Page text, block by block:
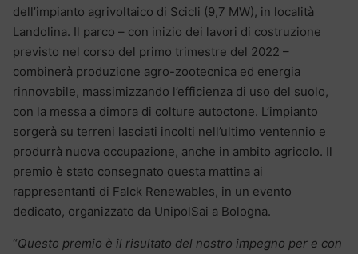
dell’impianto agrivoltaico di Scicli (9,7 MW), in località
Landolina. Il parco – con inizio dei lavori di costruzione
previsto nel corso del primo trimestre del 2022 –
combinerà produzione agro-zootecnica ed energia
rinnovabile, massimizzando l’efficienza di uso del suolo,
con la messa a dimora di colture autoctone. L’impianto
sorgerà su terreni lasciati incolti nell’ultimo ventennio e
produrrà nuova occupazione, anche in ambito agricolo. Il
premio è stato consegnato questa mattina ai
rappresentanti di Falck Renewables, in un evento
dedicato, organizzato da UnipolSai a Bologna.
“Questo premio è il risultato del nostro impegno per e con